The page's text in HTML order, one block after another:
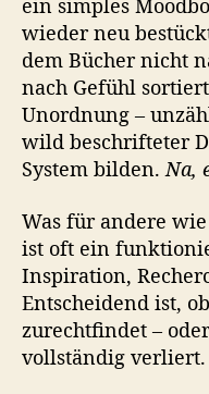
ein simples
wieder neu
dem Bücher nicht
nach Gefühl
Unordnung –
wild beschrifteter
System bilden.Na,
Was für andere
ist oft ein
Inspiration,
Entscheidend ist,
zurechtfindet –
vollständig verliert.